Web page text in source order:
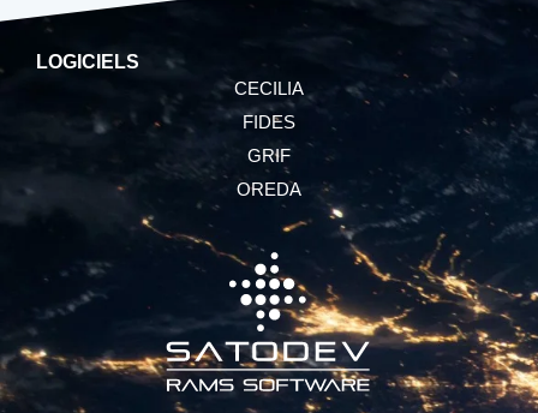
LOGICIELS
CECILIA
FIDES
GRIF
OREDA